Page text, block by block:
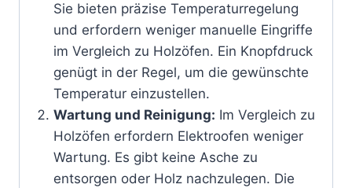
Sie bieten präzise Temperaturregelung
und erfordern weniger manuelle Eingriffe
im Vergleich zu Holzöfen. Ein Knopfdruck
genügt in der Regel, um die gewünschte
Temperatur einzustellen.
Wartung und Reinigung: Im Vergleich zu
Holzöfen erfordern Elektroofen weniger
Wartung. Es gibt keine Asche zu
entsorgen oder Holz nachzulegen. Die